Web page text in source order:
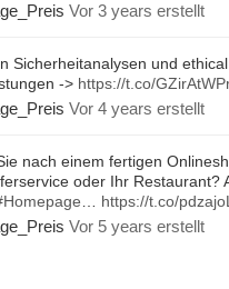
Vor 3 years erstellt
Sicherheitanalysen und
-> https://t.co/
Vor 4 years erstellt
nach einem fertigen
oder Ihr Restaurant?
https://t.co/
Vor 5 years erstellt